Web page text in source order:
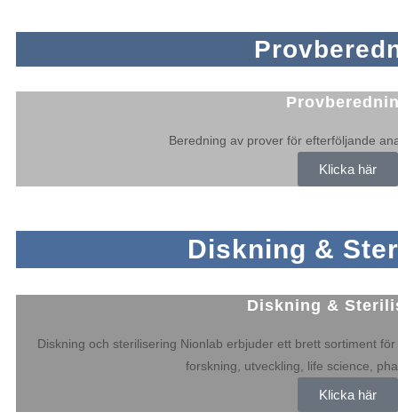
Beredning av prover för efterföljande
Klicka här
Diskning &
Diskning &
Diskning och sterilisering Nionlab erbjuder ett brett sortiment
forskning, utveckling, life science,
Klicka här